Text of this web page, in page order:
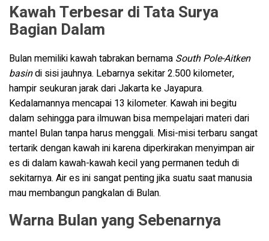
Kawah Terbesar di Tata Surya
Bagian Dalam
Bulan memiliki kawah tabrakan bernama South Pole-Aitken
basindi sisi jauhnya. Lebarnya sekitar 2.500 kilometer,
hampir seukuran jarak dari Jakarta ke Jayapura.
Kedalamannya mencapai 13 kilometer. Kawah ini begitu
dalam sehingga para ilmuwan bisa mempelajari materi dari
mantel Bulan tanpa harus menggali. Misi-misi terbaru sangat
tertarik dengan kawah ini karena diperkirakan menyimpan air
es di dalam kawah-kawah kecil yang permanen teduh di
sekitarnya. Air es ini sangat penting jika suatu saat manusia
mau membangun pangkalan di Bulan.
Warna Bulan yang Sebenarnya